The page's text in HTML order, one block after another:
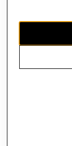
El contenido de